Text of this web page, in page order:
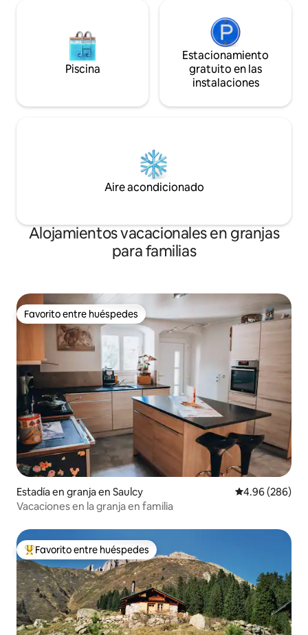
Piscina
Estacionamiento
gratuito en las
instalaciones
Aire acondicionado
Alojamientos vacacionales en granjas
para familias
Favorito entre huéspedes
Favorito entre huéspedes
Estadía en granja en Saulcy Calificación
4.96 (286)
Vacaciones en la granja en familia
Favorito entre huéspedes preferido
Favorito entre huéspedes